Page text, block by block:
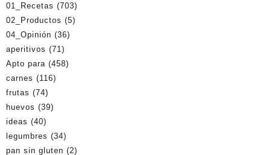
01_Recetas (703)
02_Productos (5)
04_Opinión (36)
aperitivos (71)
Apto para (458)
carnes (116)
frutas (74)
huevos (39)
ideas (40)
legumbres (34)
pan sin gluten (2)